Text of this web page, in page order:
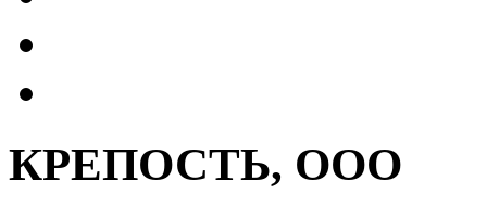
КРЕПОСТЬ, ООО